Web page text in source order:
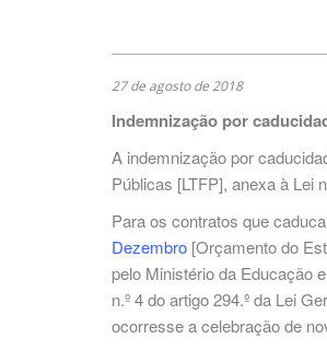
27 de agosto de 2018
Indemnização por
A indemnização por
Públicas [LTFP], anexa à Lei
Para os contratos que
Dezembro [Orçamento do
pelo Ministério da Educação
n.º 4 do artigo 294.º da Lei
ocorresse a celebração de